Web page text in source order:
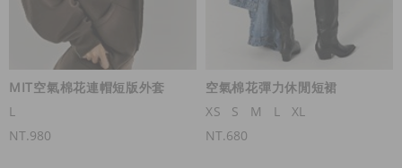
MIT空氣棉花連帽短版外套
L
NT.980
空氣棉花彈力休閒短裙
XS
S M L
XL
NT.680